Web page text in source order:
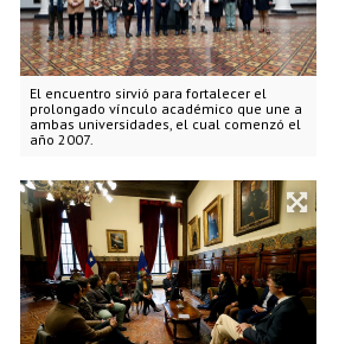
El encuentro sirvió para fortalecer el
prolongado vínculo académico que une a
ambas universidades, el cual comenzó el
año 2007.